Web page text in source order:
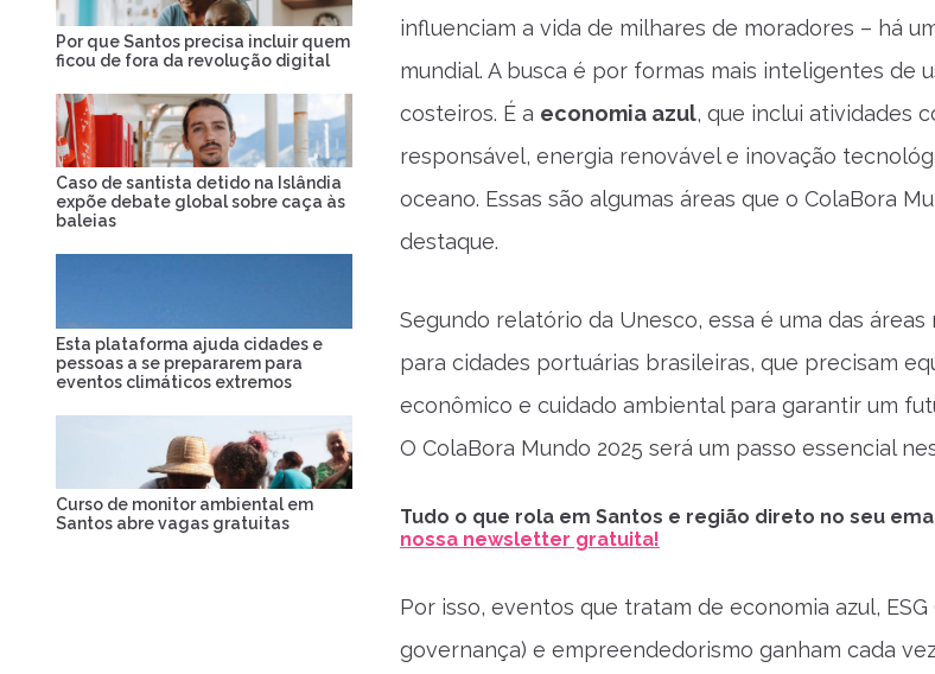
influenciam a vida de milhares de moradores – há
mundial. A busca é por formas mais inteligentes de
costeiros. É a economia azul, que inclui atividades
responsável, energia renovável e inovação
oceano. Essas são algumas áreas que o ColaBora
destaque.
Segundo relatório da Unesco, essa é uma das áreas
para cidades portuárias brasileiras, que precisam
econômico e cuidado ambiental para garantir um
O ColaBora Mundo 2025 será um passo essencial
Tudo o que rola em Santos e região direto no seu
nossa newsletter gratuita!
Por isso, eventos que tratam de economia azul,
governança) e empreendedorismo ganham cada
Por que Santos precisa incluir quem
ficou de fora da revolução digital
Caso de santista detido na Islândia
expõe debate global sobre caça às
baleias
Esta plataforma ajuda cidades e
pessoas a se prepararem para
eventos climáticos extremos
Curso de monitor ambiental em
Santos abre vagas gratuitas